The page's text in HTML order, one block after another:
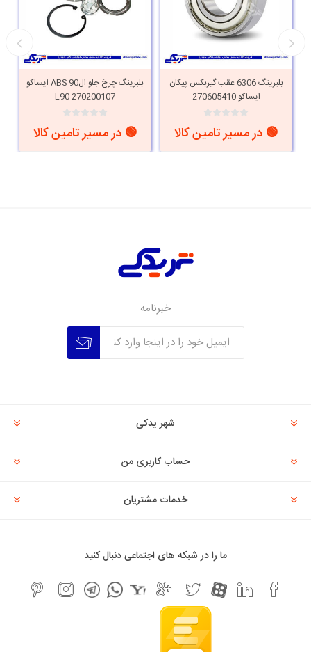
بلبرینگ 6306 عقب گیربکس پیکان
ایساکو 270605410
🟢 در مسیر تامین کالا
بلبرینگ چرخ جلو الABS 90 ایساکو
270200107 L90
🟢 در مسیر تامین کالا
خبرنامه
شهر یدکی
حساب کاربری من
خدمات مشتریان
ما را در شبکه های اجتماعی دنبال کنید